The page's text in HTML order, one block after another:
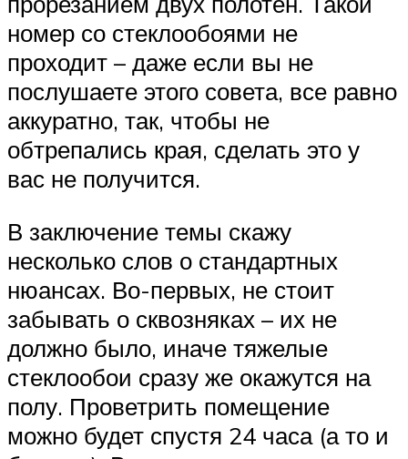
номер со стеклообоями не
проходит – даже если вы не
послушаете этого совета, все равно
аккуратно, так, чтобы не
обтрепались края, сделать это у
вас не получится.
В заключение темы скажу
несколько слов о стандартных
нюансах. Во-первых, не стоит
забывать о сквозняках – их не
должно было, иначе тяжелые
стеклообои сразу же окажутся на
полу. Проветрить помещение
можно будет спустя 24 часа (а то и